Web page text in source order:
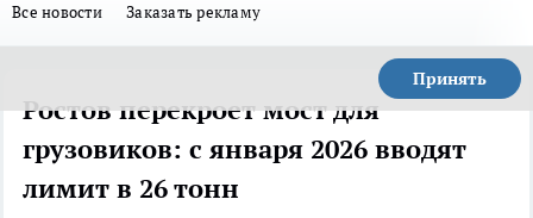
Все новости Заказать рекламу
Принять
Ростов перекроет мост для
грузовиков: с января 2026 вводят
лимит в 26 тонн